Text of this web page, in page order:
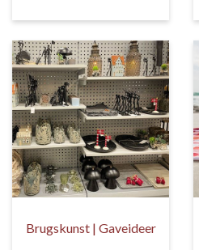
Brugskunst | Gaveideer